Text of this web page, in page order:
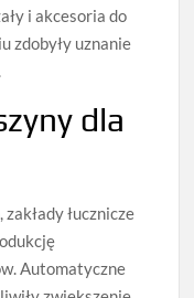
i akcesoria do
zdobyły uznanie
dla
łucznicze
Automatyczne